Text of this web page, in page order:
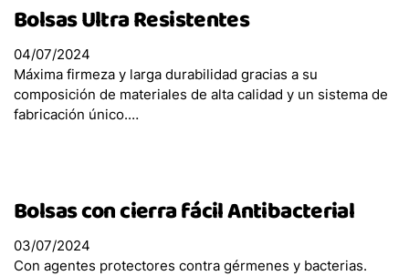
Bolsas Ultra Resistentes
04/07/2024
Máxima firmeza y larga durabilidad gracias a su
composición de materiales de alta calidad y un sistema de
fabricación único.…
Bolsas con cierra fácil Antibacterial
03/07/2024
Con agentes protectores contra gérmenes y bacterias.